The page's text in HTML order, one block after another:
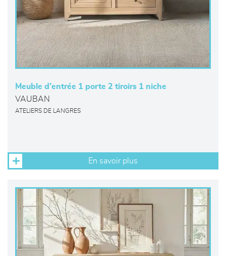
Meuble d’entrée 1 porte 2 tiroirs 1 niche
VAUBAN
ATELIERS DE LANGRES
En savoir plus